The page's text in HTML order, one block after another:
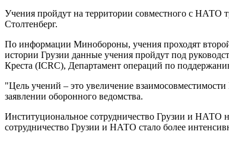
Учения пройдут на территории совместного с НАТО
Столтенберг.
По информации Минобороны, учения проходят
истории Грузии данные учения пройдут под
Креста (ICRC), Департамент операций по
"Цель учений – это увеличение
заявлении оборонного ведомства.
Институциональное сотрудничество Грузии и НАТО
сотрудничество Грузии и НАТО стало более